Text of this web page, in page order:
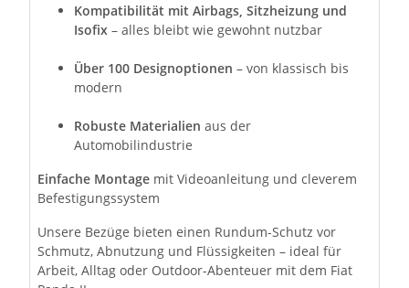
Kompatibilität mit Airbags, Sitzheizung und
Isofix – alles bleibt wie gewohnt nutzbar
Über 100 Designoptionen – von klassisch bis
modern
Robuste Materialien aus der
Automobilindustrie
Einfache Montage mit Videoanleitung und cleverem
Befestigungssystem
Unsere Bezüge bieten einen Rundum-Schutz vor
Schmutz, Abnutzung und Flüssigkeiten – ideal für
Arbeit, Alltag oder Outdoor-Abenteuer mit dem Fiat